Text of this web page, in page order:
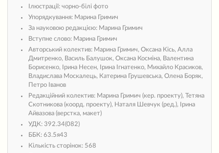
Ілюстрації: чорно-білі фото
Упорядкування: Марина Гримич
За науковою редакцією: Марина Гримич
Вступне слово: Марина Гримич
Авторський колектив: Марина Гримич, Оксана Кісь, Алла
Дмитренко, Василь Балушок, Оксана Косміна, Валентина
Борисенко, Ірина Несен, Ірина Ігнатенко, Михайло Красиков,
Владислава Москалець, Катерина Грушевська, Олена Боряк,
Петро Іванов
Редакційний колектив: Марина Гримич (кер. проекту), Тетяна
Скотникова (коорд. проекту), Наталя Шевчук (ред.), Ірина
Айвазова (верстка, макет)
УДК: 392.34(082)
ББК: 63.5я43
Кількість сторінок: 568